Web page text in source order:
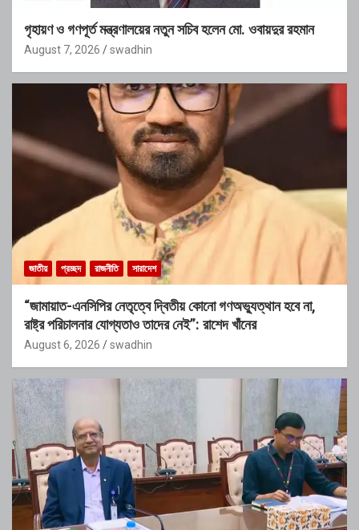
গৃহায়ণ ও গণপূর্ত মন্ত্রণালয়ের নতুন সচিব হলেন মো. ওবায়দুর রহমান
August 7, 2026 swadhin
জাতীয় প্রচ্ছদ রাজনীতি সারাদেশ
“জামায়াত-এনসিপির নেতৃত্বে দ্বিতীয় কোনো গণঅভ্যুত্থান হবে না,
রাষ্ট্র পরিচালনার যোগ্যতাও তাদের নেই”: রাশেদ খাঁনের
August 6, 2026 swadhin